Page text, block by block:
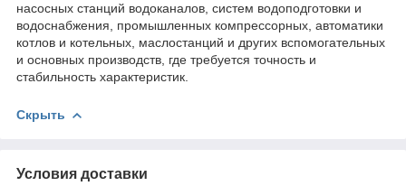
насосных станций водоканалов, систем водоподготовки и
водоснабжения, промышленных компрессорных, автоматики
котлов и котельных, маслостанций и других вспомогательных
и основных производств, где требуется точность и
стабильность характеристик.
Скрыть
Условия доставки